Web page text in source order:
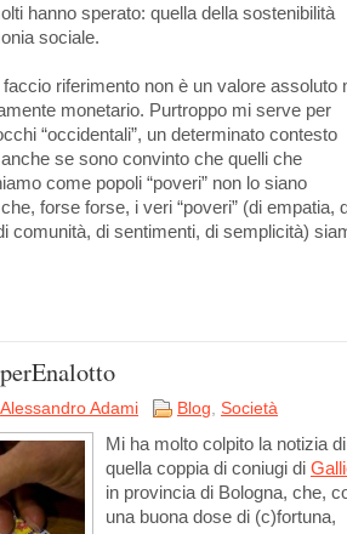
hanno sperato: quella della sostenibilità
sociale.
faccio riferimento non è un valore assoluto
monetario. Purtroppo mi serve per
“occidentali”, un determinato contesto
se sono convinto che quelli che
come popoli “poveri” non lo siano
forse forse, i veri “poveri” (di empatia,
comunità, di sentimenti, di semplicità)
Alessandro Adami Blog, Società
Mi ha molto colpito la notizia di
quella coppia di coniugi di
in provincia di Bologna, che,
una buona dose di (c)fortuna,